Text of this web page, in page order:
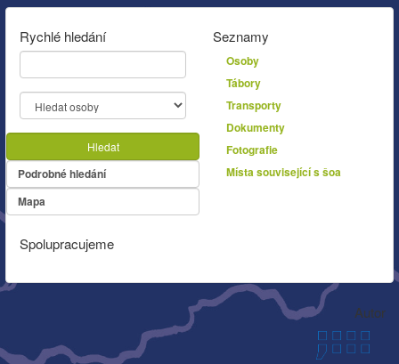
Rychlé hledání
Hledat
Podrobné hledání
Mapa
Seznamy
Osoby
Tábory
Transporty
Dokumenty
Fotografie
Místa související s šoa
Spolupracujeme
Autor